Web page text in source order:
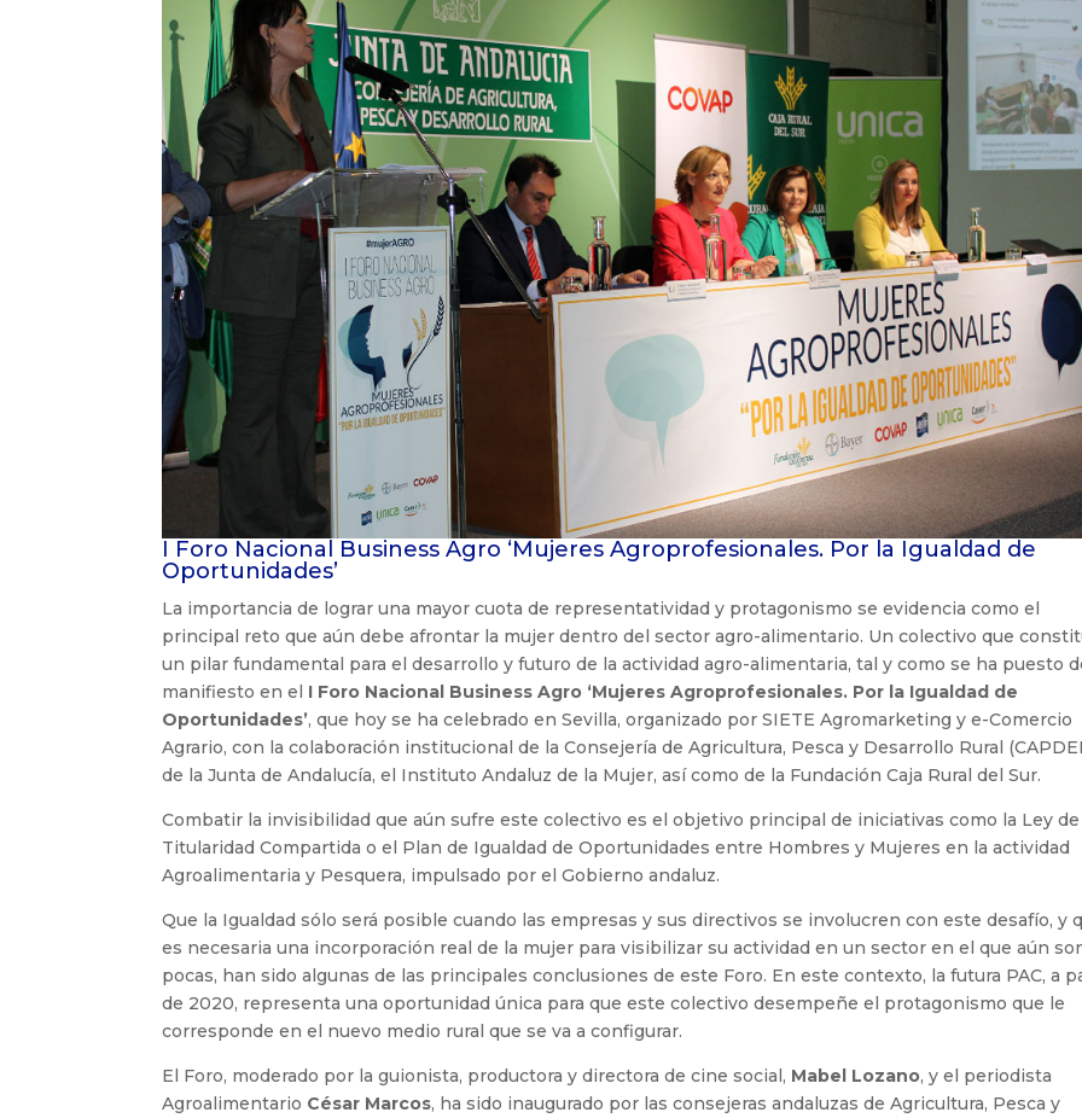
I Foro Nacional Business Agro ‘Mujeres Agroprofesionales. Por la Igualdad de
Oportunidades’
La importancia de lograr una mayor cuota de representatividad y protagonismo se evidencia como el
principal reto que aún debe afrontar la mujer dentro del sector agro-alimentario. Un colectivo que
un pilar fundamental para el desarrollo y futuro de la actividad agro-alimentaria, tal y como se ha puesto
manifiesto en el I Foro Nacional Business Agro ‘Mujeres Agroprofesionales. Por la Igualdad de
Oportunidades’, que hoy se ha celebrado en Sevilla, organizado por SIETE Agromarketing y e-Comercio
Agrario, con la colaboración institucional de la Consejería de Agricultura, Pesca y Desarrollo Rural
de la Junta de Andalucía, el Instituto Andaluz de la Mujer, así como de la Fundación Caja Rural del Sur.
Combatir la invisibilidad que aún sufre este colectivo es el objetivo principal de iniciativas como la Ley de
Titularidad Compartida o el Plan de Igualdad de Oportunidades entre Hombres y Mujeres en la actividad
Agroalimentaria y Pesquera, impulsado por el Gobierno andaluz.
Que la Igualdad sólo será posible cuando las empresas y sus directivos se involucren con este desafío, y
es necesaria una incorporación real de la mujer para visibilizar su actividad en un sector en el que aún
pocas, han sido algunas de las principales conclusiones de este Foro. En este contexto, la futura PAC, a
de 2020, representa una oportunidad única para que este colectivo desempeñe el protagonismo que le
corresponde en el nuevo medio rural que se va a configurar.
El Foro, moderado por la guionista, productora y directora de cine social, Mabel Lozano, y el periodista
Agroalimentario César Marcos, ha sido inaugurado por las consejeras andaluzas de Agricultura, Pesca y